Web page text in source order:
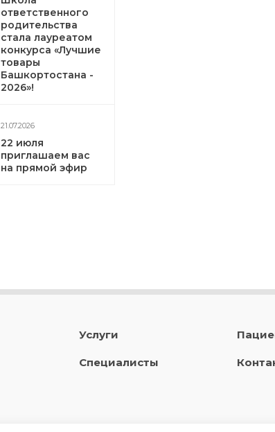
ответственного
родительства
стала лауреатом
конкурса «Лучшие
товары
Башкортостана -
2026»!
21.07.2026
22 июля
приглашаем вас
на прямой эфир
Услуги
Специалисты